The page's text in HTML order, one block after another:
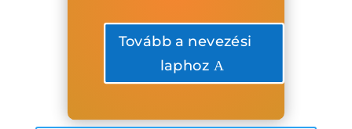
Tovább a nevezési
laphoz